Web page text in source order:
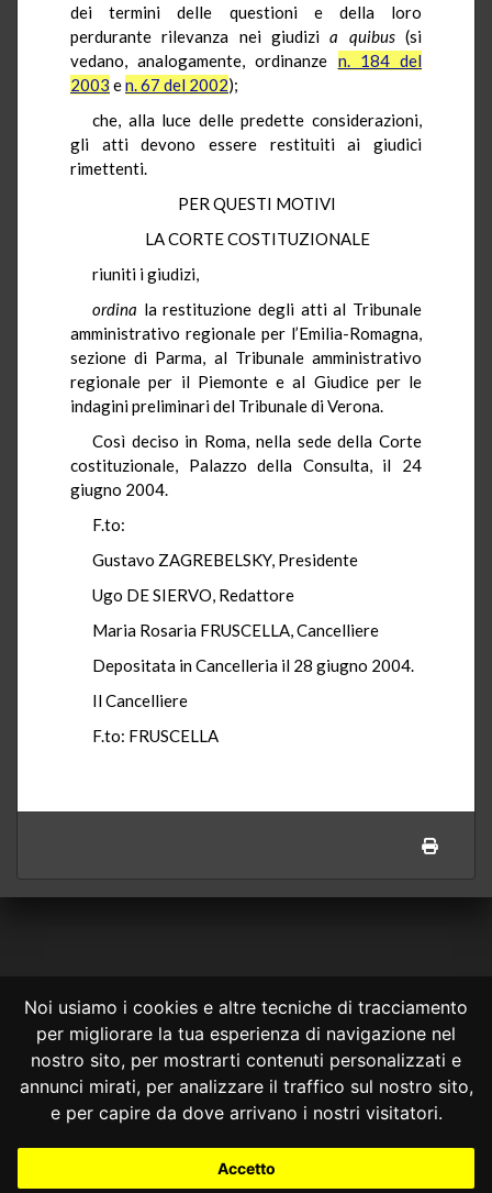
Noi usiamo i cookies e altre tecniche di tracciamento
per migliorare la tua esperienza di navigazione nel
nostro sito, per mostrarti contenuti personalizzati e
annunci mirati, per analizzare il traffico sul nostro sito,
e per capire da dove arrivano i nostri visitatori.
Accetto
dei termini delle questioni e della loro
perdurante rilevanza nei giudizia quibus(si
vedano, analogamente, ordinanze n. 184 del
2003 en. 67 del 2002);
che, alla luce delle predette considerazioni,
gli atti devono essere restituiti ai giudici
rimettenti.
PER QUESTI MOTIVI
LA CORTE COSTITUZIONALE
riuniti i giudizi,
ordina la restituzione degli atti al Tribunale
amministrativo regionale per l’Emilia-Romagna,
sezione di Parma, al Tribunale amministrativo
regionale per il Piemonte e al Giudice per le
indagini preliminari del Tribunale di Verona.
Così deciso in Roma, nella sede della Corte
costituzionale, Palazzo della Consulta, il 24
giugno 2004.
F.to:
Gustavo ZAGREBELSKY, Presidente
Ugo DE SIERVO, Redattore
Maria Rosaria FRUSCELLA, Cancelliere
Depositata in Cancelleria il 28 giugno 2004.
Il Cancelliere
F.to: FRUSCELLA
CONSULTA ONLINE DAL 1995 -NOTE LEGALI
Consulta OnLine non ha prodotto e non è responsabile per i contenuti e
le informazioni legali di siti collegati.
costituisce una relazione di consulenza legale.
Nessuno deve confidare o agire in base alle informazioni disponibili in